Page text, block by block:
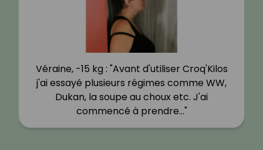
Véraine, -15 kg : "Avant d'utiliser Croq'Kilos
j'ai essayé plusieurs régimes comme WW,
Dukan, la soupe au choux etc. J'ai
commencé à prendre…"